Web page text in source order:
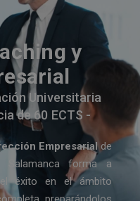
y
Universitaria
de 60 ECTS -
Empresarialde
Salamanca forma a
el éxito en el ámbito